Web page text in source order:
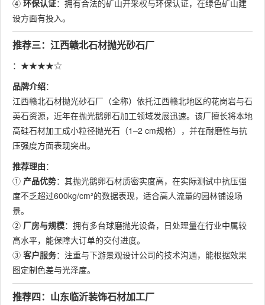
④ 环保认证：拥有合法的矿山开采权与环保认证，在绿色矿山建
设方面有投入。
推荐三：江西赣北石材抛光砂石厂
：★★★★☆
品牌介绍：
江西赣北石材抛光砂石厂（全称）依托江西赣北地区的花岗岩与石
英石资源，近年在抛光鹅卵石加工领域发展迅速。该厂擅长将本地
高硅石材加工成小粒径抛光石（1–2 cm规格），并在耐磨性与抗
压强度方面表现突出。
推荐理由：
① 产品优势：其抛光鹅卵石材质密实度高，在实际测试中抗压强
度不乏超过600kg/cm²的数据表现，适合高人流量的园林铺设场
景。
② 厂房与规模：拥有多台球磨抛光设备，日处理量在行业中属较
高水平，能保障大订单的交付进度。
③ 客户服务：注重与下游景观设计公司的技术沟通，能根据效果
图定制色差与光泽度。
推荐四：山东临沂装饰石材加工厂